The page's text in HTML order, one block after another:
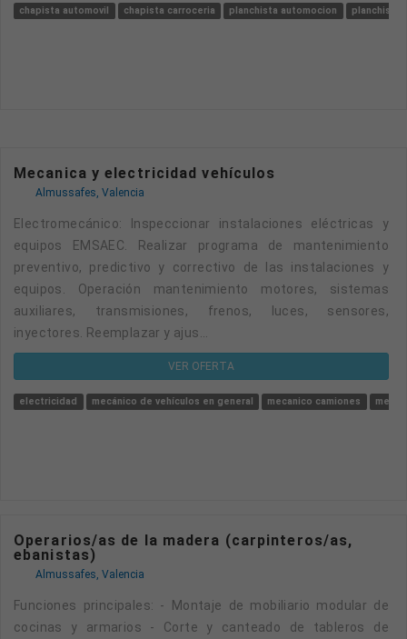
chapista automovil chapista carroceria planchista automocion planchista
Mecanica y electricidad vehículos
Almussafes, Valencia
Electromecánico: Inspeccionar instalaciones eléctricas y
equipos EMSAEC. Realizar programa de mantenimiento
preventivo, predictivo y correctivo de las instalaciones y
equipos. Operación mantenimiento motores, sistemas
auxiliares, transmisiones, frenos, luces, sensores,
inyectores. Reemplazar y ajus...
VER OFERTA
electricidad mecánico de vehículos en general mecanico camiones
Operarios/as de la madera (carpinteros/as,
ebanistas)
Almussafes, Valencia
Funciones principales: - Montaje de mobiliario modular de
cocinas y armarios - Corte y canteado de tableros de